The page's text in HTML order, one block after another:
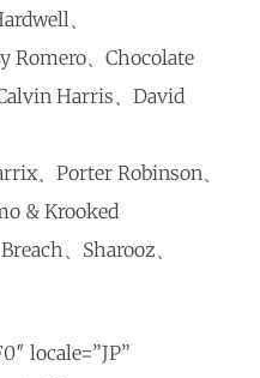
、
Romero、Chocolate
Harris、David
、Porter Robinson、
& Krooked
、Sharooz、
locale=”JP”